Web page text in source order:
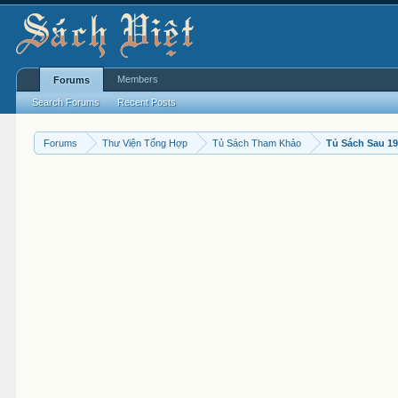
Forums Thư Viện Tổng Hợp Tủ Sách Tham Khảo Tủ Sách Sau
Forums
Search Forums Recent Posts
Members